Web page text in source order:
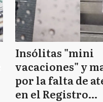
Insólitas "mini
vacaciones" y
por la falta de
en el Registro